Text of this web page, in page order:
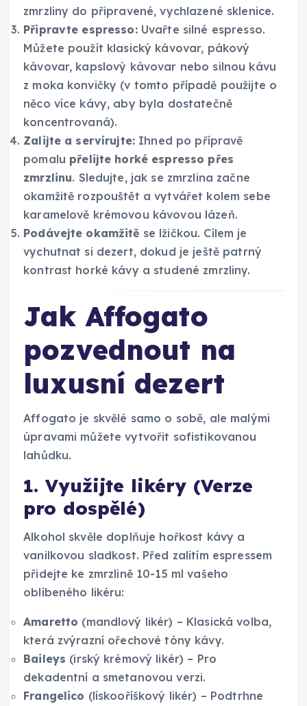
zmrzliny do připravené, vychlazené sklenice.
Připravte espresso:Uvařte silné espresso.
Můžete použít klasický kávovar, pákový
kávovar, kapslový kávovar nebo silnou kávu
z moka konvičky (v tomto případě použijte o
něco více kávy, aby byla dostatečně
koncentrovaná).
Zalijte a servírujte: Ihned po přípravě
pomalu přelijte horké espresso přes
zmrzlinu. Sledujte, jak se zmrzlina začne
okamžitě rozpouštět a vytvářet kolem sebe
karamelově krémovou kávovou lázeň.
Podávejte okamžitě se lžičkou. Cílem je
vychutnat si dezert, dokud je ještě patrný
kontrast horké kávy a studené zmrzliny.
Jak Affogato
pozvednout na
luxusní dezert
Affogato je skvělé samo o sobě, ale malými
úpravami můžete vytvořit sofistikovanou
lahůdku.
1. Využijte likéry (Verze
pro dospělé)
Alkohol skvěle doplňuje hořkost kávy a
vanilkovou sladkost. Před zalitím espressem
přidejte ke zmrzlině 10-15 ml vašeho
oblíbeného likéru:
Amaretto (mandlový likér) – Klasická volba,
která zvýrazní ořechové tóny kávy.
Baileys (irský krémový likér) – Pro
dekadentní a smetanovou verzi.
Frangelico (lískooříškový likér) – Podtrhne